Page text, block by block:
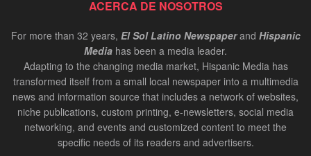
ACERCA DE NOSOTROS
For more than 32 years, El Sol Latino Newspaperand Hispanic
Media has been a media leader.
Adapting to the changing media market, Hispanic Media has
transformed itself from a small local newspaper into a multimedia
news and information source that includes a network of websites,
niche publications, custom printing, e-newsletters, social media
networking, and events and customized content to meet the
specific needs of its readers and advertisers.